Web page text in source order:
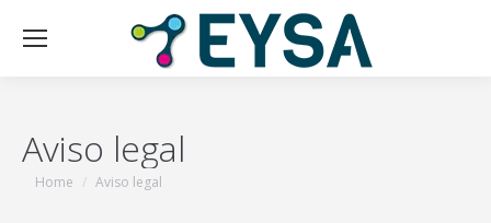
Aviso legal
You are here:
Home Aviso legal